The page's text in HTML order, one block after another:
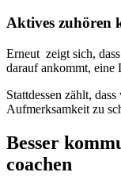
Aktives zuhören
Erneut zeigt sich,
darauf ankommt, eine
Stattdessen zählt,
Aufmerksamkeit zu
Besser
coachen